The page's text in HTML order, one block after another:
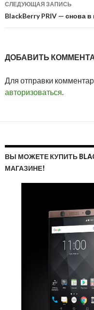
СЛЕДУЮЩАЯ ЗАПИСЬ
BlackBerry PRIV — снова
ДОБАВИТЬ
Для отправки
авторизоваться.
ВЫ МОЖЕТЕ КУПИТЬ
МАГАЗИНЕ!